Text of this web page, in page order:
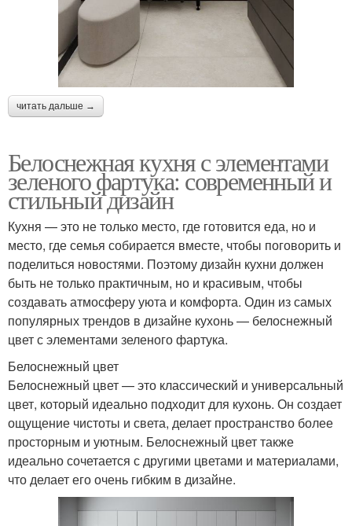
читать дальше →
Белоснежная кухня с элементами
зеленого фартука: современный и
стильный дизайн
Кухня — это не только место, где готовится еда, но и
место, где семья собирается вместе, чтобы поговорить и
поделиться новостями. Поэтому дизайн кухни должен
быть не только практичным, но и красивым, чтобы
создавать атмосферу уюта и комфорта. Один из самых
популярных трендов в дизайне кухонь — белоснежный
цвет с элементами зеленого фартука.
Белоснежный цвет
Белоснежный цвет — это классический и универсальный
цвет, который идеально подходит для кухонь. Он создает
ощущение чистоты и света, делает пространство более
просторным и уютным. Белоснежный цвет также
идеально сочетается с другими цветами и материалами,
что делает его очень гибким в дизайне.